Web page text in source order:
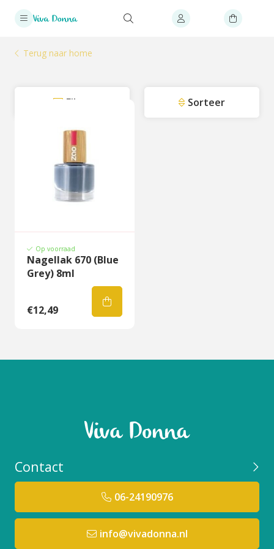
Terug naar home
Filter Sorteer
Op voorraad
Nagellak 670 (Blue
Grey) 8ml
€12,49
Contact
06-24190976
info@vivadonna.nl